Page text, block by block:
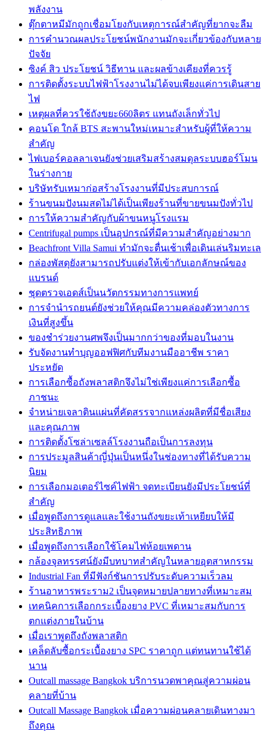
พลังงาน
ตุ๊กตาหมีมักถูกเชื่อมโยงกับเหตุการณ์สำคัญที่ยากจะลืม
การคำนวณผลประโยชน์พนักงานมักจะเกี่ยวข้องกับหลาย
ปัจจัย
ซิงค์ สิว ประโยชน์ วิธีทาน และผลข้างเคียงที่ควรรู้
การติดตั้งระบบไฟฟ้าโรงงานไม่ได้จบเพียงแค่การเดินสาย
ไฟ
เหตุผลที่ควรใช้ถังขยะ660ลิตร แทนถังเล็กทั่วไป
คอนโด ใกล้ BTS สะพานใหม่เหมาะสำหรับผู้ที่ให้ความ
สำคัญ
ไฟเบอร์คอลลาเจนยังช่วยเสริมสร้างสมดุลระบบฮอร์โมน
ในร่างกาย
บริษัทรับเหมาก่อสร้างโรงงานที่มีประสบการณ์
ร้านขนมปังนมสดไม่ได้เป็นเพียงร้านที่ขายขนมปังทั่วไป
การให้ความสำคัญกับผ้าขนหนูโรงแรม
Centrifugal pumps เป็นอุปกรณ์ที่มีความสำคัญอย่างมาก
Beachfront Villa Samui ทำมักจะตื่นเช้าเพื่อเดินเล่นริมทะเล
กล่องพัสดุยังสามารถปรับแต่งให้เข้ากับเอกลักษณ์ของ
แบรนด์
ชุดตรวจเอดส์เป็นนวัตกรรมทางการแพทย์
การจำนำรถยนต์ยังช่วยให้คุณมีความคล่องตัวทางการ
เงินที่สูงขึ้น
ของชำร่วยงานศพจึงเป็นมากกว่าของที่มอบในงาน
รับจัดงานทำบุญออฟฟิศกับทีมงานมืออาชีพ ราคา
ประหยัด
การเลือกซื้อถังพลาสติกจึงไม่ใช่เพียงแค่การเลือกซื้อ
ภาชนะ
จำหน่ายเจลาตินแผ่นที่คัดสรรจากแหล่งผลิตที่มีชื่อเสียง
และคุณภาพ
การติดตั้งโซล่าเซลล์โรงงานถือเป็นการลงทุน
การประมูลสินค้าญี่ปุ่นเป็นหนึ่งในช่องทางที่ได้รับความ
นิยม
การเลือกมอเตอร์ไซค์ไฟฟ้า จดทะเบียนยังมีประโยชน์ที่
สำคัญ
เมื่อพูดถึงการดูแลและใช้งานถังขยะเท้าเหยียบให้มี
ประสิทธิภาพ
เมื่อพูดถึงการเลือกใช้โคมไฟห้อยเพดาน
กล้องจุลทรรศน์ยังมีบทบาทสำคัญในหลายอุตสาหกรรม
Industrial Fan ที่มีฟังก์ชันการปรับระดับความเร็วลม
ร้านอาหารพระราม2 เป็นจุดหมายปลายทางที่เหมาะสม
เทคนิคการเลือกกระเบื้องยาง PVC ที่เหมาะสมกับการ
ตกแต่งภายในบ้าน
เมื่อเราพูดถึงถังพลาสติก
เคล็ดลับซื้อกระเบื้องยาง SPC ราคาถูก แต่ทนทานใช้ได้
นาน
Outcall massage Bangkok บริการนวดพาคุณสู่ความผ่อน
คลายที่บ้าน
Outcall Massage Bangkok เมื่อความผ่อนคลายเดินทางมา
ถึงคุณ